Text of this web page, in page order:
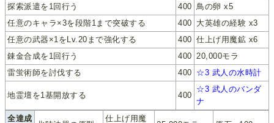
探索派遣を1回行う 400 鳥の卵 x5
任意のキャラ×3を段階1まで突破する
400 大英雄の経験 x3
任意の武器×1をLv.20まで強化する
400 仕上げ用魔鉱 x6
錬金合成を1回行う
400 20,000モラ
雷蛍術師を討伐する
400 ☆3 武人の水時計
地霊壇を1基開放する 400
☆3 武人のバンダ
ナ
全達成
仕上げ用魔